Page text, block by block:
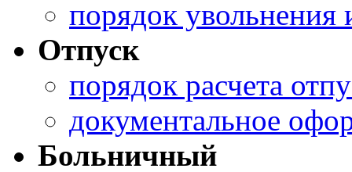
порядок увольнения
Отпуск
порядок расчета
документальное
Больничный